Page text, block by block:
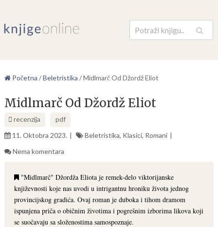
Pretraga
Početna /Beletristika /Midlmarč Od Džordž Eliot
Midlmarč Od Džordž Eliot
recenzija
pdf
11. Oktobra 2023.
Beletristika, Klasici, Romani
Nema komentara
"Midlmarč" Džordža Eliota je remek-delo viktorijanske
književnosti koje nas uvodi u intrigantnu hroniku života jednog
provincijskog gradića. Ovaj roman je duboka i tihom dramom
ispunjena priča o običnim životima i pogrešnim izborima likova koji
se suočavaju sa složenostima samospoznaje.